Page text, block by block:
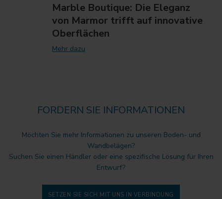
Marble Boutique: Die Eleganz
von Marmor trifft auf innovative
Oberflächen
Mehr dazu
FORDERN SIE INFORMATIONEN
Möchten Sie mehr Informationen zu unseren Boden- und
Wandbelägen?
Suchen Sie einen Händler oder eine spezifische Lösung für Ihren
Entwurf?
SETZEN SIE SICH MIT UNS IN VERBINDUNG